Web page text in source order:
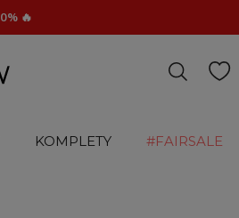
🔥
KOMPLETY #FAIRSALE